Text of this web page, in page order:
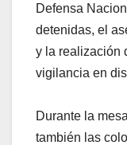
Defensa
detenidas, el
y la realización
vigilancia en
Durante la
también las